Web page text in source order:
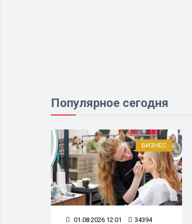
Популярное сегодня
БИЗНЕС
01.08.2026 12:01 34394